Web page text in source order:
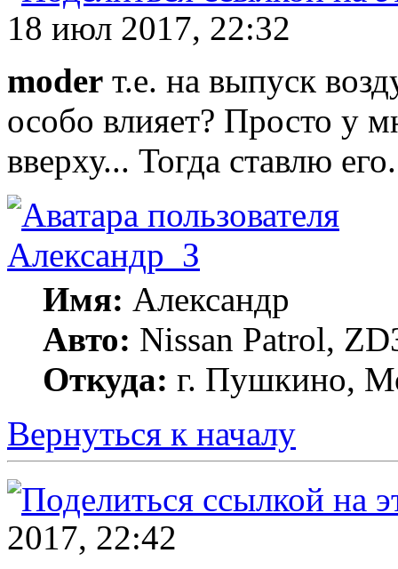
18 июл 2017, 22:32
moder т.е. на выпуск
особо влияет? Просто у
вверху... Тогда ставлю его.
Александр_З
Имя: Александр
Авто: Nissan Patrol,
Откуда: г. Пушкино,
Вернуться к началу
2017, 22:42